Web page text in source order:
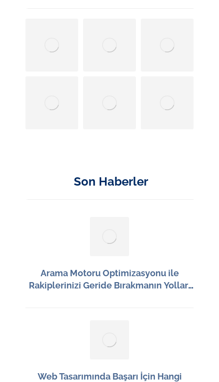
Son Haberler
Arama Motoru Optimizasyonu ile
Rakiplerinizi Geride Bırakmanın Yolları
Web Tasarımında Başarı İçin Hangi